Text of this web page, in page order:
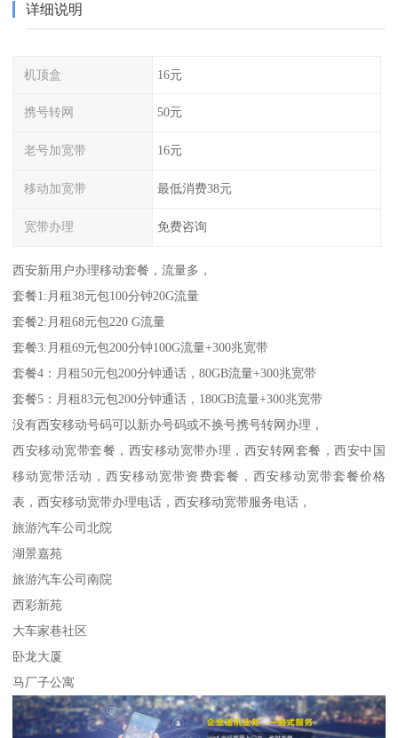
详细说明
机顶盒 16元
携号转网 50元
老号加宽带 16元
移动加宽带 最低消费38元
宽带办理 免费咨询
西安新用户办理移动套餐，流量多，
套餐1:月租38元包100分钟20G流量
套餐2:月租68元包220 G流量
套餐3:月租69元包200分钟100G流量+300兆宽带
套餐4：月租50元包200分钟通话，80GB流量+300兆宽带
套餐5：月租83元包200分钟通话，180GB流量+300兆宽带
没有西安移动号码可以新办号码或不换号携号转网办理，
西安移动宽带套餐，西安移动宽带办理，西安转网套餐，西安中国
移动宽带活动，西安移动宽带资费套餐，西安移动宽带套餐价格
表，西安移动宽带办理电话，西安移动宽带服务电话，
旅游汽车公司北院
湖景嘉苑
旅游汽车公司南院
西彩新苑
大车家巷社区
卧龙大厦
马厂子公寓